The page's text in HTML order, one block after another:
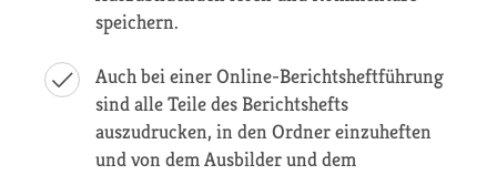
speichern.
Auch bei einer Online-Berichtsheftführung
sind alle Teile des Berichtshefts
auszudrucken, in den Ordner einzuheften
und von dem Ausbilder und dem